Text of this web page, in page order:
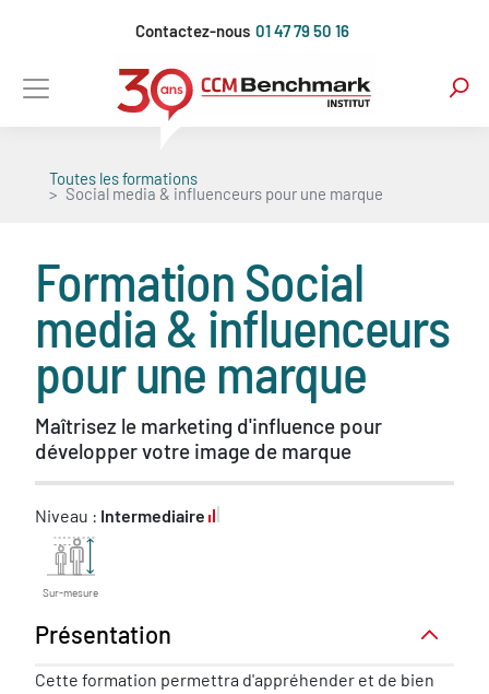
principal
Contactez-nous 01 47 79 50 16
Toutes les formations
Social media & influenceurs pour une marque
Formation Social
media & influenceurs
pour une marque
Maîtrisez le marketing d'influence pour
développer votre image de marque
Niveau : Intermediaire
Sur-mesure
Présentation
Présentation
Cette formation permettra d'appréhender et de bien